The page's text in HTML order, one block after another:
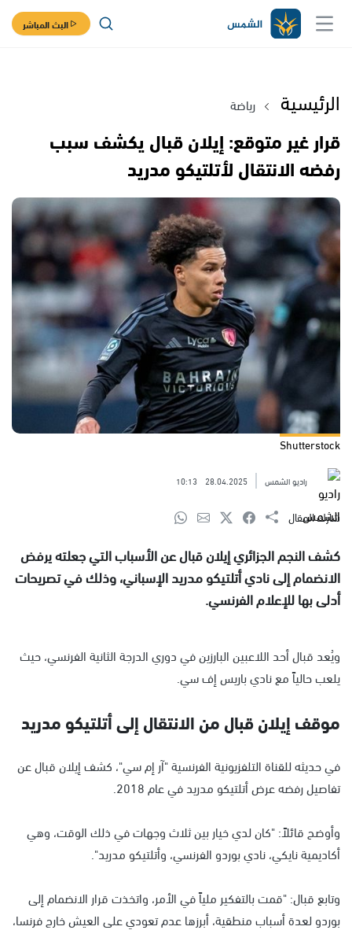
البث المباشر
الرئيسية رياضة
قرار غير متوقع: إيلان قبال يكشف سبب
رفضه الانتقال لأتلتيكو مدريد
Shutterstock
راديو الشمس 28.04.2025
10:13
شارك المقال
كشف النجم الجزائري إيلان قبال عن الأسباب التي جعلته يرفض
الانضمام إلى نادي أتلتيكو مدريد الإسباني، وذلك في تصريحات
أدلى بها للإعلام الفرنسي.
ويُعد قبال أحد اللاعبين البارزين في دوري الدرجة الثانية الفرنسي، حيث
يلعب حالياً مع نادي باريس إف سي.
موقف إيلان قبال من الانتقال إلى أتلتيكو مدريد
في حديثه للقناة التلفزيونية الفرنسية "آر إم سي"، كشف إيلان قبال عن
تفاصيل رفضه عرض أتلتيكو مدريد في عام 2018.
وأوضح قائلاً: "كان لدي خيار بين ثلاث وجهات في ذلك الوقت، وهي
أكاديمية نايكي، نادي بوردو الفرنسي، وأتلتيكو مدريد".
وتابع قبال: "قمت بالتفكير ملياً في الأمر، واتخذت قرار الانضمام إلى
بوردو لعدة أسباب منطقية، أبرزها عدم تعودي على العيش خارج فرنسا،